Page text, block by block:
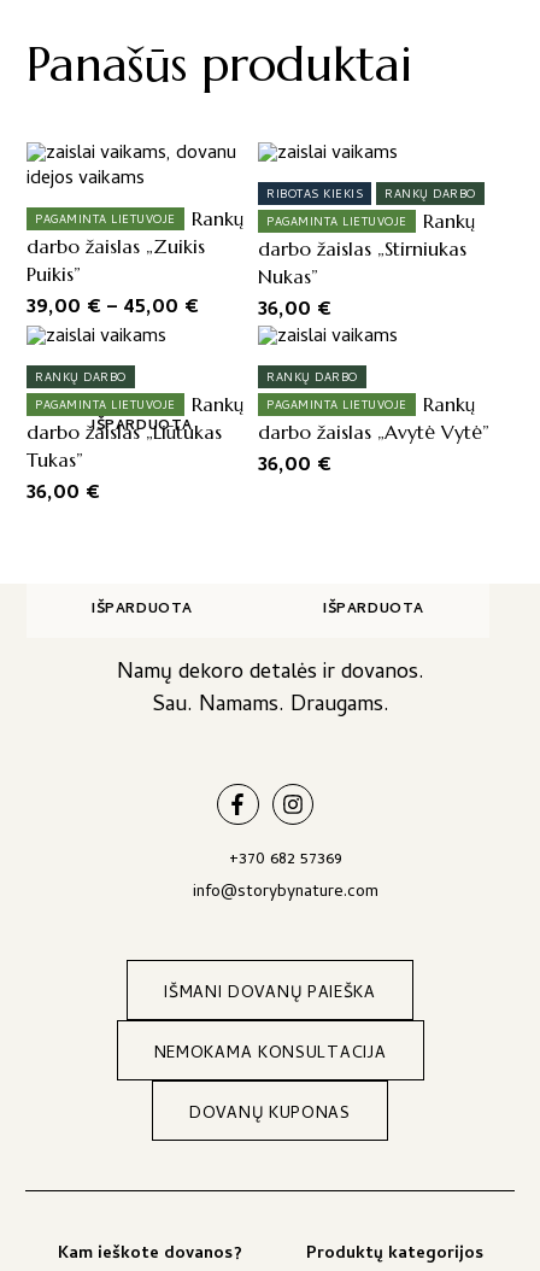
Panašūs produktai
PAGAMINTA LIETUVOJE
Rankų
darbo žaislas „Zuikis
Puikis”
39,00 € – 45,00 €
range:
39,00 €
through
45,00 €
IŠPARDUOTA
This
product
has
multiple
variants.
The
options
may
be
chosen
on
the
product
page
RIBOTAS KIEKIS
RANKŲ DARBO
PAGAMINTA LIETUVOJE
Rankų
darbo žaislas „Stirniukas
Nukas”
36,00 €
RANKŲ DARBO
PAGAMINTA LIETUVOJE
Rankų
darbo žaislas „Liūtukas
Tukas”
36,00 €
IŠPARDUOTA
RANKŲ DARBO
PAGAMINTA LIETUVOJE
Rankų
darbo žaislas „Avytė Vytė”
36,00 €
IŠPARDUOTA
Namų dekoro detalės ir dovanos.
Sau. Namams. Draugams.
+370 682 57369
info@storybynature.com
IŠMANI DOVANŲ PAIEŠKA
NEMOKAMA KONSULTACIJA
DOVANŲ KUPONAS
Kam ieškote dovanos?
Produktų kategorijos